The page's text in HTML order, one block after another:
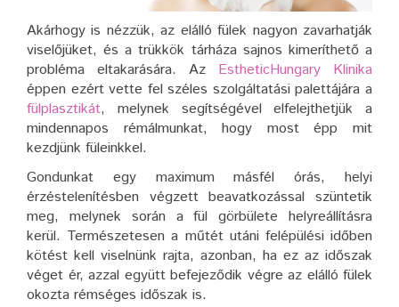
Akárhogy is nézzük, az elálló fülek nagyon zavarhatják
viselőjüket, és a trükkök tárháza sajnos kimeríthető a
probléma eltakarására. Az EstheticHungary Klinika
éppen ezért vette fel széles szolgáltatási palettájára a
fülplasztikát, melynek segítségével elfelejthetjük a
mindennapos rémálmunkat, hogy most épp mit
kezdjünk füleinkkel.
Gondunkat egy maximum másfél órás, helyi
érzéstelenítésben végzett beavatkozással szüntetik
meg, melynek során a fül görbülete helyreállításra
kerül. Természetesen a műtét utáni felépülési időben
kötést kell viselnünk rajta, azonban, ha ez az időszak
véget ér, azzal együtt befejeződik végre az elálló fülek
okozta rémséges időszak is.